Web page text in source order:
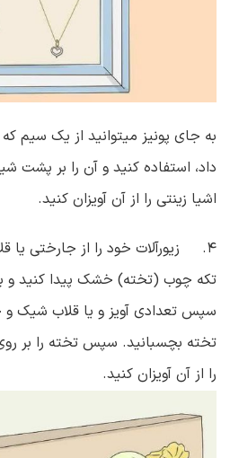
به جای پونیز میتوانید از یک سیم
داد، استفاده کنید و آن را بر پشت
اشیا زینتی را از آن آویزان کنید.
۴. زیورآلات خود را از جارختی یا
تکه چوب (تخته) خشک پیدا کنید و
سپس تعدادی آویز و یا قلاب شیک
تخته بچسبانید. سپس تخته را بر روی
را از آن آویزان کنید.